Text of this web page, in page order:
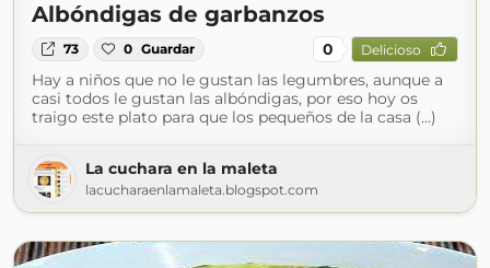
Albóndigas de garbanzos
73 0 Guardar 0 Delicioso
Hay a niños que no le gustan las legumbres, aunque a
casi todos le gustan las albóndigas, por eso hoy os
traigo este plato para que los pequeños de la casa (...)
La cuchara en la maleta
lacucharaenlamaleta.blogspot.com